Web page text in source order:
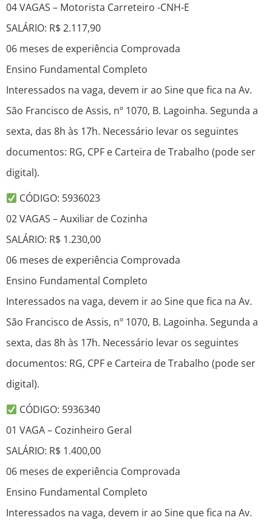
04 VAGAS – Motorista Carreteiro -CNH-E
SALÁRIO: R$ 2.117,90
06 meses de experiência Comprovada
Ensino Fundamental Completo
Interessados na vaga, devem ir ao Sine que fica na Av.
São Francisco de Assis, nº 1070, B. Lagoinha. Segunda a
sexta, das 8h às 17h. Necessário levar os seguintes
documentos: RG, CPF e Carteira de Trabalho (pode ser
digital).
CÓDIGO: 5936023
02 VAGAS – Auxiliar de Cozinha
SALÁRIO: R$ 1.230,00
06 meses de experiência Comprovada
Ensino Fundamental Completo
Interessados na vaga, devem ir ao Sine que fica na Av.
São Francisco de Assis, nº 1070, B. Lagoinha. Segunda a
sexta, das 8h às 17h. Necessário levar os seguintes
documentos: RG, CPF e Carteira de Trabalho (pode ser
digital).
CÓDIGO: 5936340
01 VAGA – Cozinheiro Geral
SALÁRIO: R$ 1.400,00
06 meses de experiência Comprovada
Ensino Fundamental Completo
Interessados na vaga, devem ir ao Sine que fica na Av.